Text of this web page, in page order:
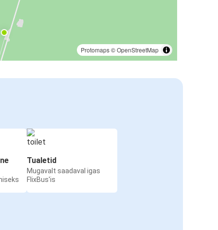
Protomaps©OpenStreetMap
Tualetid
Mugavalt saadaval igas
FlixBus'is